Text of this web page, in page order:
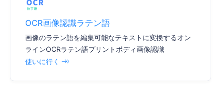
OCR画像認識ラテン語
画像のラテン語を編集可能なテキストに変換するオン
ラインOCRラテン語プリントボディ画像認識
使いに行く